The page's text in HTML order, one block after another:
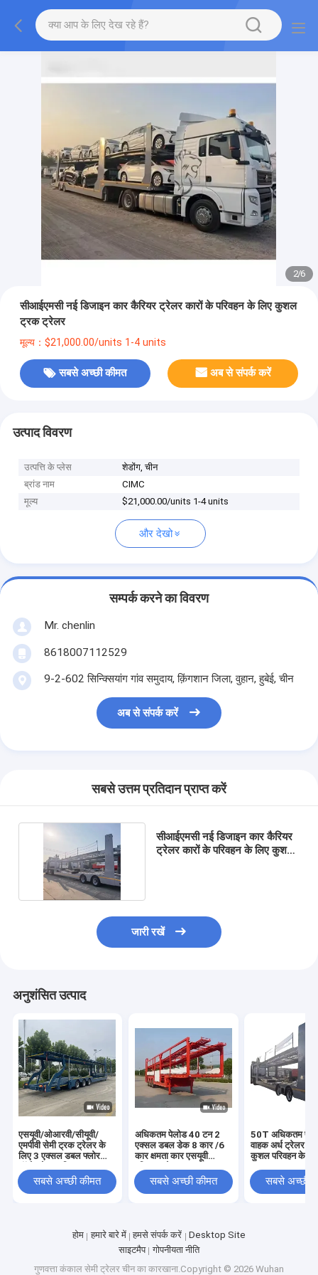
2/6
सीआईएमसी नई डिजाइन कार कैरियर ट्रेलर कारों के परिवहन के लिए कुशल
ट्रक ट्रेलर
मूल्य：$21,000.00/units 1-4 units
सबसे अच्छी कीमत अब से संपर्क करें
उत्पाद विवरण
उत्पत्ति के प्लेस
शेडोंग, चीन
ब्रांड नाम
CIMC
मूल्य
$21,000.00/units 1-4 units
और देखो
सम्पर्क करने का विवरण
Mr. chenlin
8618007112529
9-2-602 सिन्क्सियांग गांव समुदाय, क़िंगशान जिला, वुहान, हुबेई, चीन
अब से संपर्क करें
सबसे उत्तम प्रतिदान प्राप्त करें
सीआईएमसी नई डिजाइन कार कैरियर
ट्रेलर कारों के परिवहन के लिए कुशल
जारी रखें
अनुशंसित उत्पाद
एसयूवी/ओआरवी/सीयूवी/
एमपीवी सेमी ट्रक ट्रेलर के
लिए 3 एक्सल डबल फ्लोर
सबसे अच्छी कीमत
अधिकतम पेलोड 40 टन 2
एक्सल डबल डेक 8 कार /6
कार क्षमता कार एसयूवी
सबसे अच्छी कीमत
50T अधिकतम
वाहक अर्ध ट्रेलर
कुशल परिवहन के
सबसे अच्छी
होम हमारे बारे में हमसे संपर्क करें
Desktop Site
साइटमैप
गोपनीयता नीति
गुणवत्ता कंकाल सेमी ट्रेलर चीन का कारखाना.Copyright © 2026 Wuhan